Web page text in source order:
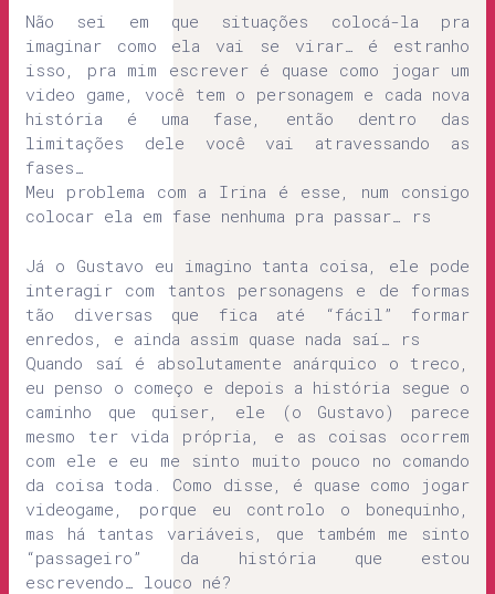
Não sei em que situações colocá-la pra
imaginar como ela vai se virar… é estranho
isso, pra mim escrever é quase como jogar um
video game, você tem o personagem e cada nova
história é uma fase, então dentro das
limitações dele você vai atravessando as
fases…
Meu problema com a Irina é esse, num consigo
colocar ela em fase nenhuma pra passar… rs
Já o Gustavo eu imagino tanta coisa, ele pode
interagir com tantos personagens e de formas
tão diversas que fica até “fácil” formar
enredos, e ainda assim quase nada saí… rs
Quando saí é absolutamente anárquico o treco,
eu penso o começo e depois a história segue o
caminho que quiser, ele (o Gustavo) parece
mesmo ter vida própria, e as coisas ocorrem
com ele e eu me sinto muito pouco no comando
da coisa toda. Como disse, é quase como jogar
videogame, porque eu controlo o bonequinho,
mas há tantas variáveis, que também me sinto
“passageiro” da história que estou
escrevendo… louco né?